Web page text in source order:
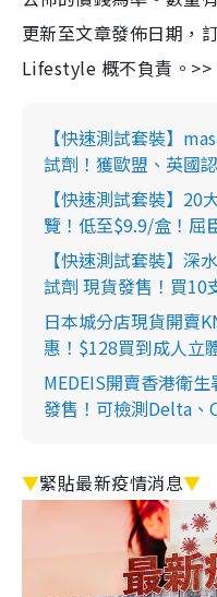
更新至文章發佈日期，
Lifestyle 概不負責。>>
【快速測試套裝】
試劑！獲歐盟、英國
【快速測試套裝】
覽！低至$9.9/盒！
【快速測試套裝】深
試劑 現貨發售！買10
日本城分店現貨開賣
惠！$128買到成人立
MEDEIS開賣香港衛
發售！可檢測Delta
▼緊貼最新疫情消息▼